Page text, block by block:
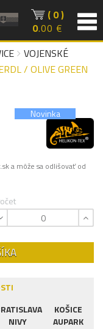
( 0 )
0.00 €
VOJENSKÉ
/ OLIVE GREEN
Novinka
a môže sa odlišovať od
NIVY
KOŠICE
AUPARK